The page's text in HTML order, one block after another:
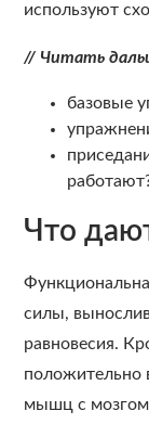
используют
// Читать
базовые
Что
силы,
равновесия.
положительно
мышц с мозгом